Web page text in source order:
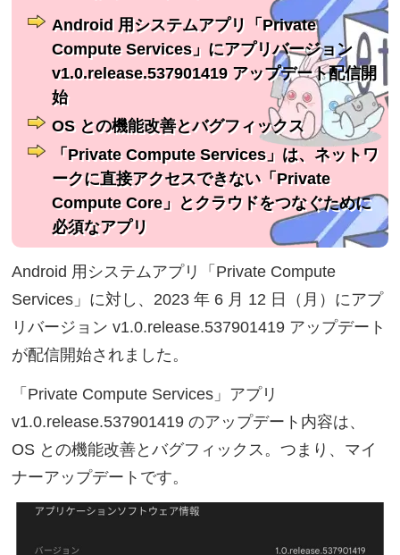
Android 用システムアプリ「Private
Compute Services」にアプリバージョン
v1.0.release.537901419 アップデート配信開
始
OS との機能改善とバグフィックス
「Private Compute Services」は、ネットワ
ークに直接アクセスできない「Private
Compute Core」とクラウドをつなぐために
必須なアプリ
Android 用システムアプリ「Private Compute
Services」に対し、2023 年 6 月 12 日（月）にアプ
リバージョン v1.0.release.537901419 アップデート
が配信開始されました。
「Private Compute Services」アプリ
v1.0.release.537901419 のアップデート内容は、
OS との機能改善とバグフィックス。つまり、マイ
ナーアップデートです。